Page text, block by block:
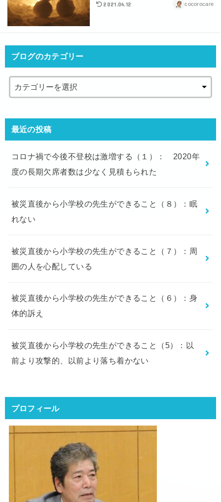
2021.04.12 cocorocare
ブログのカテゴリー
最近の投稿
コロナ禍で今後不登校は激増する（１）： 2020年
度の長期欠席者数は少なく見積もられた
被災直後から小学校の先生ができること（８）：眠
れない
被災直後から小学校の先生ができること（７）：周
囲の人を心配している
被災直後から小学校の先生ができること（６）：身
体的訴え
被災直後から小学校の先生ができること（5）：以
前より攻撃的、以前より落ち着かない
プロフィール